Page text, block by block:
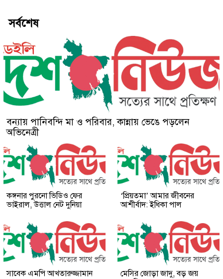
সর্বশেষ
বন্যায় পানিবন্দি মা ও পরিবার, কান্নায় ভেঙে পড়লেন
অভিনেত্রী
কঙ্গনার পুরনো ভিডিও ফের
ভাইরাল, উত্তাল নেট দুনিয়া
‘প্রিয়তমা’ আমার জীবনের
আশীর্বাদ: ইধিকা পাল
সাবেক এমপি আখতারুজ্জামান
মেসির জোড়া জাদু, বড় জয়